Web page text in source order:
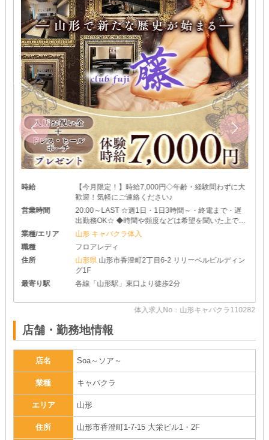
時給
【今月限定！】時給7,000円◇年齢・経験問わずに大
歓迎！気軽にご連絡ください♪
営業時間
20:00～LAST ☆週1日・1日3時間～・終電まで・遅
出勤務OK☆ ◆時間や頻度などは希望を聞いた上で決
めさせて頂きます♪ ◆レギュラー出勤ももちろんOK
業種/エリア
山形 キャバクラ体入
職種
フロアレディ
住所
山形県 山形市香澄町2丁目6-2 リリーベルビルディン
グ1F
最寄り駅
各線「山形駅」東口より徒歩2分
体入求人No：山形キャバクラ110282
店舗・勤務地情報
店名 Soa～ソア～
業種 キャバクラ
エリア 山形
住所 山形市香澄町1-7-15 大栄ビル1・2F